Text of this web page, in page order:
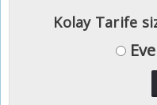
Kolay Tarife